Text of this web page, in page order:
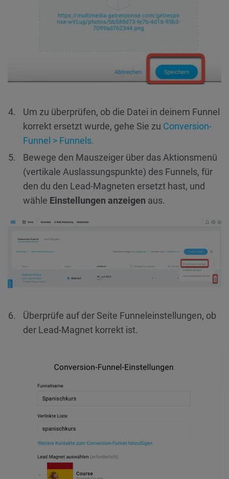
Um zu überprüfen, ob die Datei in deinem Funnel
korrekt ersetzt wurde, gehe Sie zu Conversion-
Funnel > Funnels.
Bewege den Mauszeiger über das Aktionsmenü
(vertikale Auslassungspunkte) des Funnels, für
den du den Lead-Magneten ersetzt hast, und
wähle Einstellungen anzeigen aus.
Überprüfe auf der Seite Funneleinstellungen, ob
der Lead-Magnet korrekt ist.